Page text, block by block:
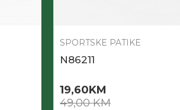
SPORTSKE PATIKE
N86211
19,60KM
49,00KM